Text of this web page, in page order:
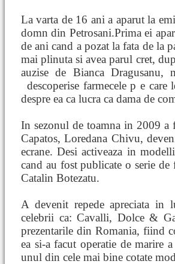
La varta de 16 ani a aparut la
domn din Petrosani.Prima ei
de ani cand a pozat la fata de la
mai plinuta si avea parul cret,
auzise de Bianca
descoperise farmecele pe care
despre ea ca lucra ca dama de
In sezonul de toamna in 2009 a
Capatos, Loredana Chivu,
ecrane. Desi activeaza in
cand au fost publicate o serie
Catalin Botezatu.
A devenit repede apreciata in
celebrii ca: Cavalli, Dolce &
prezentarile din Romania, fiind
ea si-a facut operatie de marire
unul din cele mai bine cotate